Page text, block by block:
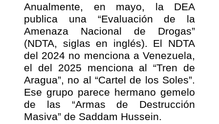
Anualmente, en mayo, la DEA
publica una “Evaluación de la
Amenaza Nacional de Drogas”
(NDTA, siglas en inglés). El NDTA
del 2024 no menciona a Venezuela,
el del 2025 menciona al “Tren de
Aragua”, no al “Cartel de los Soles”.
Ese grupo parece hermano gemelo
de las “Armas de Destrucción
Masiva” de Saddam Hussein.